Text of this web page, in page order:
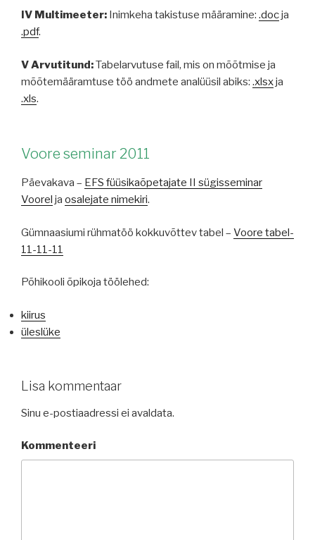
IV Multimeeter: Inimkeha takistuse määramine: .docja
.pdf.
V Arvutitund:Tabelarvutuse fail, mis on mõõtmise ja
mõõtemääramtuse töö andmete analüüsil abiks: .xlsxja
.xls.
Voore seminar 2011
Päevakava – EFS füüsikaõpetajate II sügisseminar
Voorel ja osalejate nimekiri.
Gümnaasiumi rühmatöö kokkuvõttev tabel – Voore tabel-
11-11-11
Põhikooli õpikoja töölehed:
kiirus
üleslüke
Lisa kommentaar
Sinu e-postiaadressi ei avaldata.
Kommenteeri